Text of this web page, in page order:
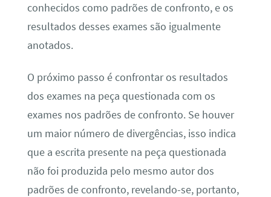
conhecidos como padrões de confronto, e os
resultados desses exames são igualmente
anotados.
O próximo passo é confrontar os resultados
dos exames na peça questionada com os
exames nos padrões de confronto. Se houver
um maior número de divergências, isso indica
que a escrita presente na peça questionada
não foi produzida pelo mesmo autor dos
padrões de confronto, revelando-se, portanto,